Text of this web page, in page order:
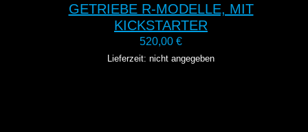
GETRIEBE R-MODELLE, MIT
KICKSTARTER
520,00 €
Lieferzeit: nicht angegeben